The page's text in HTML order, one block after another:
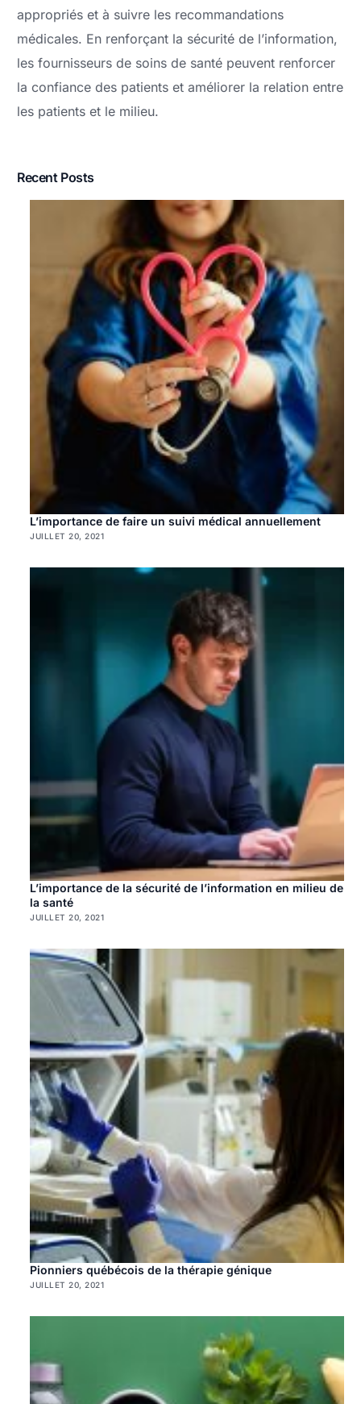
appropriés et à suivre les recommandations
médicales. En renforçant la sécurité de l’information,
les fournisseurs de soins de santé peuvent renforcer
la confiance des patients et améliorer la relation entre
les patients et le milieu.
Recent Posts
L’importance de faire un suivi médical annuellement
JUILLET 20, 2021
L’importance de la sécurité de l’information en milieu de
la santé
JUILLET 20, 2021
Pionniers québécois de la thérapie génique
JUILLET 20, 2021